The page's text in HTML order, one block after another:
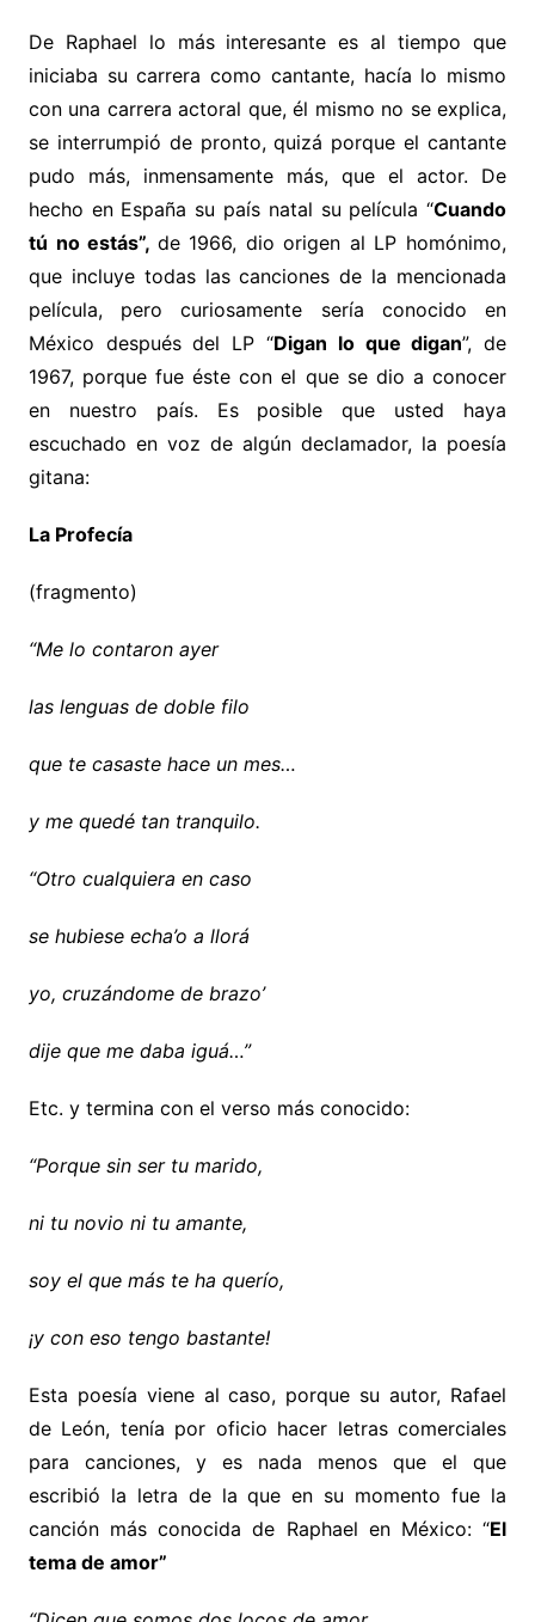
De Raphael lo más interesante es al tiempo que
iniciaba su carrera como cantante, hacía lo mismo
con una carrera actoral que, él mismo no se explica,
se interrumpió de pronto, quizá porque el cantante
pudo más, inmensamente más, que el actor. De
hecho en España su país natal su película “Cuando
tú no estás”, de 1966, dio origen al LP homónimo,
que incluye todas las canciones de la mencionada
película, pero curiosamente sería conocido en
México después del LP “Digan lo que digan”, de
1967, porque fue éste con el que se dio a conocer
en nuestro país. Es posible que usted haya
escuchado en voz de algún declamador, la poesía
gitana:
La Profecía
(fragmento)
“Me lo contaron ayer
las lenguas de doble filo
que te casaste hace un mes…
y me quedé tan tranquilo.
“Otro cualquiera en caso
se hubiese echa’o a llorá
yo, cruzándome de brazo’
dije que me daba iguá…”
Etc. y termina con el verso más conocido:
“Porque sin ser tu marido,
ni tu novio ni tu amante,
soy el que más te ha querío,
¡y con eso tengo bastante!
Esta poesía viene al caso, porque su autor, Rafael
de León, tenía por oficio hacer letras comerciales
para canciones, y es nada menos que el que
escribió la letra de la que en su momento fue la
canción más conocida de Raphael en México: “El
tema de amor”